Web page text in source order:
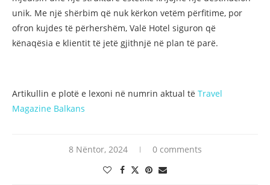
unik. Me një shërbim që nuk kërkon vetëm përfitime, por
ofron kujdes të përhershëm, Valë Hotel siguron që
kënaqësia e klientit të jetë gjithnjë në plan të parë.
Artikullin e plotë e lexoni në numrin aktual të Travel
Magazine Balkans
8 Nëntor, 2024 0 comments